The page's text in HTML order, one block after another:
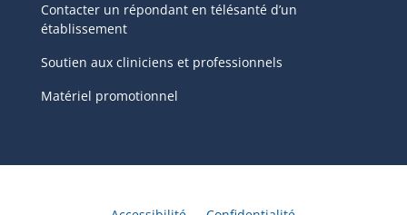
Contacter un répondant en télésanté d’un
établissement
Soutien aux cliniciens et professionnels
Matériel promotionnel